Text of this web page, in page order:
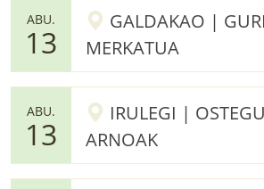
ABU.
13
GALDAKAO |
MERKATUA
ABU.
13
IRULEGI |
ARNOAK